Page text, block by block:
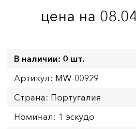
цена на
В наличии: 0 шт.
Артикул: MW-00929
Страна: Португалия
Номинал: 1 эскудо